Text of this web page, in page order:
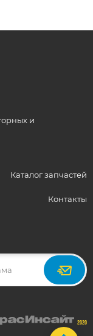
и
Каталог запчастей
Контакты
2020